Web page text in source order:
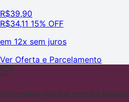
R$39,90
R$34,11 15% OFF
em 12x sem juros
Ver Oferta e Parcelamento
Inscreva-se na nossa